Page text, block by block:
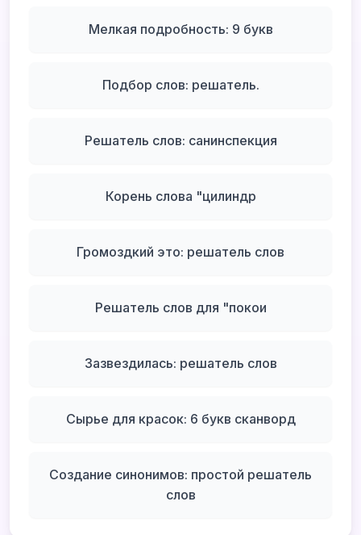
Мелкая подробность: 9 букв
Подбор слов: решатель.
Решатель слов: санинспекция
Корень слова "цилиндр
Громоздкий это: решатель слов
Решатель слов для "покои
Зазвездилась: решатель слов
Сырье для красок: 6 букв сканворд
Создание синонимов: простой решатель
слов